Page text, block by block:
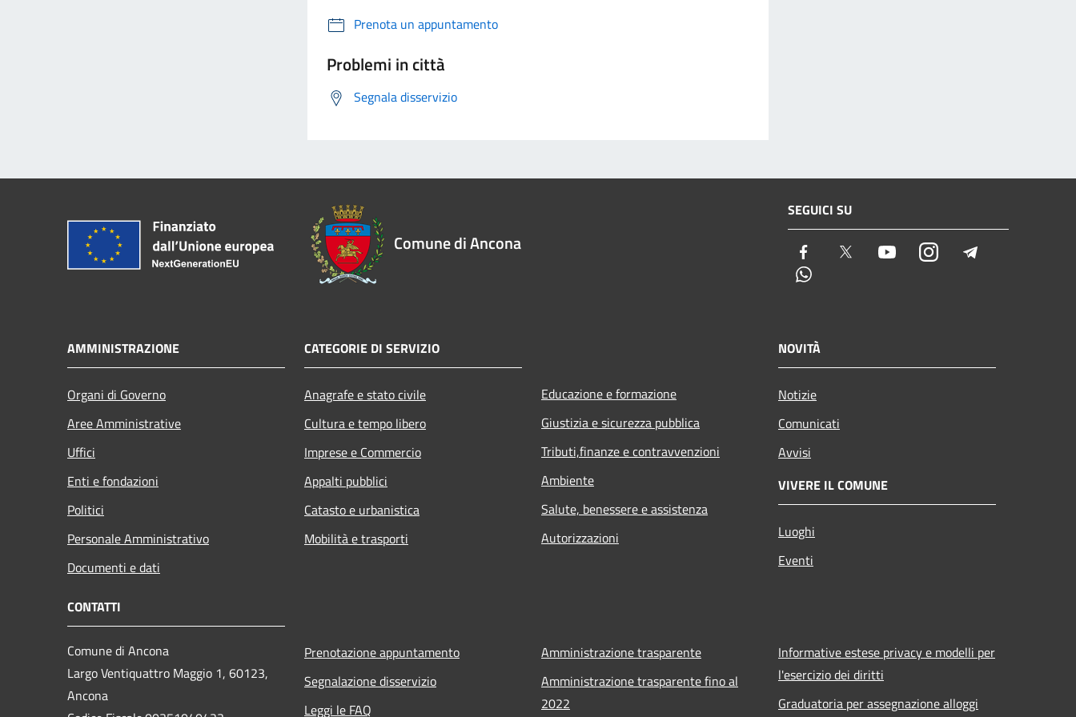
Prenota un appuntamento
Problemi in città
Segnala disservizio
Comune di Ancona
SEGUICI SU
Facebook Twitter YoutubeInstagram
AMMINISTRAZIONE
Organi di Governo
Aree Amministrative
Uffici
Enti e fondazioni
Politici
Personale Amministrativo
Documenti e dati
CATEGORIE DI SERVIZIO
Anagrafe e stato civile
Cultura e tempo libero
Imprese e Commercio
Appalti pubblici
Catasto e urbanistica
Mobilità e trasporti
Educazione e formazione
Giustizia e sicurezza pubblica
Tributi,finanze e contravvenzioni
Ambiente
Salute, benessere e assistenza
Autorizzazioni
NOVITÀ
Notizie
Comunicati
Avvisi
VIVERE IL COMUNE
Luoghi
Eventi
CONTATTI
Comune di Ancona
Largo Ventiquattro Maggio 1, 60123,
Ancona
Prenotazione appuntamento
Segnalazione disservizio
Leggi le FAQ
Amministrazione trasparente
Amministrazione trasparente fino al
2022
Informative estese privacy e modelli per
l'esercizio dei diritti
Graduatoria per assegnazione alloggi